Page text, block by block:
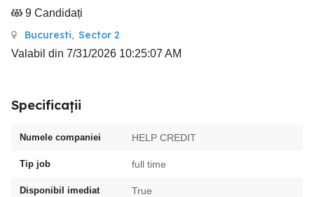
9 Candidați
Bucuresti, Sector 2
Valabil din 7/31/2026 10:25:07 AM
Specificații
Numele companiei HELP CREDIT
Tip job full time
Disponibil imediat True